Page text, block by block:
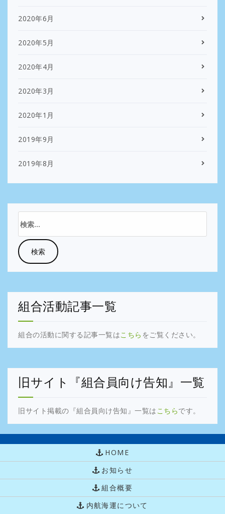
2020年6月
2020年5月
2020年4月
2020年3月
2020年1月
2019年9月
2019年8月
索:
組合活動記事一覧
組合の活動に関する記事一覧はこちら をご覧ください。
旧サイト『組合員向け告知』一覧
旧サイト掲載の『組合員向け告知』一覧はこちらです。
HOME
お知らせ
組合概要
内航海運について